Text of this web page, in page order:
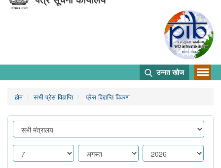
उन्नत खोज
होम सभी प्रेस विज्ञप्ति प्रेस विज्ञप्ति विवरण